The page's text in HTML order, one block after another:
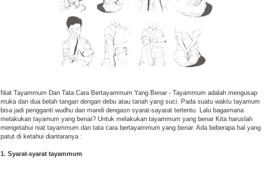
Niat Tayammum Dan Tata Cara Bertayammum Yang Benar - Tayammum adalah mengusap
muka dan dua belah tangan dengan debu atau tanah yang suci. Pada suatu waktu tayamum
bisa jadi pengganti wudhu dan mandi dengasn syarat-sayarat tertentu. Lalu bagaimana
melakukan tayamum yang benar? Untuk melakukan tayammum yang benar Kita haruslah
mengetahui niat tayammum dan tata cara bertayammum yang benar. Ada beberapa hal yang
patut di ketahui diantaranya :
1. Syarat-syarat tayammum